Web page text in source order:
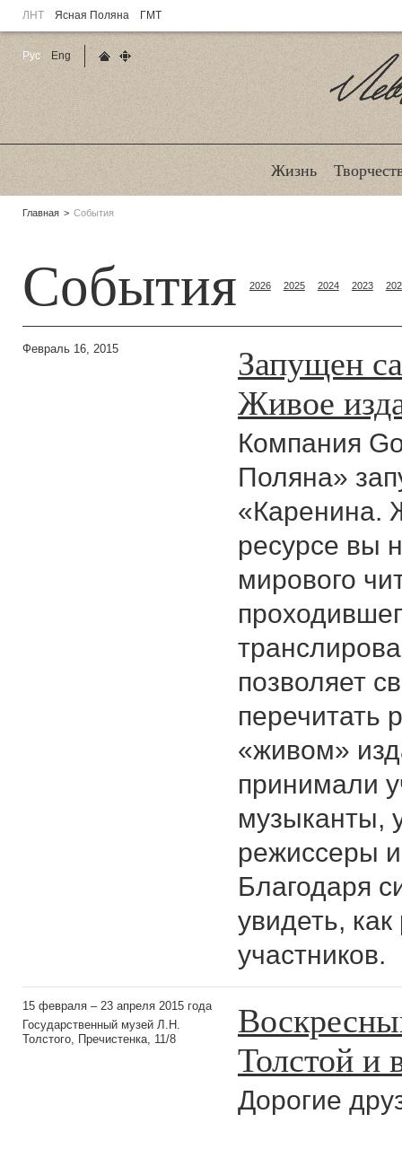
ЛНТ Ясная Поляна ГМТ
Жизнь
Родительские
Главная События
События 2026 2025 2024 2023
Февраль 16, 2015
Запущен
Живое
Компания
Поляна»
«Каренина.
ресурсе вы
мирового
позволяет
перечитать
«живом»
принимали
музыканты,
режиссеры
Благодаря
увидеть,
участников.
15 февраля – 23 апреля 2015 года
Государственный музей Л.Н.
Толстого, Пречистенка, 11/8
Толстой и
Дорогие
Рус
Eng